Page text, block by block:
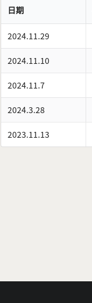
日期
2024.11.29
2024.11.10
2024.11.7
2024.3.28
2023.11.13